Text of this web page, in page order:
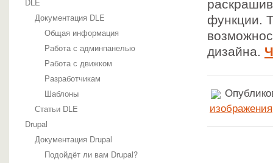
Документация DLE
Общая информация
Работа с админпанелью
Работа с движком
Разработчикам
Шаблоны
Статьи DLE
Drupal
Документация Drupal
Подойдёт ли вам Drupal?
функции.
дизайна.
изображения